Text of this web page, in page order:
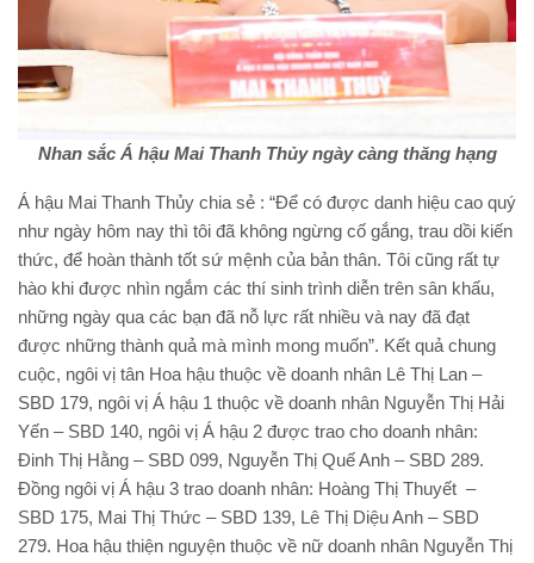
Nhan sắc Á hậu Mai Thanh Thủy ngày càng thăng hạng
Á hậu Mai Thanh Thủy chia sẻ : “Để có được danh hiệu cao quý
như ngày hôm nay thì tôi đã không ngừng cố gắng, trau dồi kiến
thức, để hoàn thành tốt sứ mệnh của bản thân. Tôi cũng rất tự
hào khi được nhìn ngắm các thí sinh trình diễn trên sân khấu,
những ngày qua các bạn đã nỗ lực rất nhiều và nay đã đạt
được những thành quả mà mình mong muốn”. Kết quả chung
cuộc, ngôi vị tân Hoa hậu thuộc về doanh nhân Lê Thị Lan –
SBD 179, ngôi vị Á hậu 1 thuộc về doanh nhân Nguyễn Thị Hải
Yến – SBD 140, ngôi vị Á hậu 2 được trao cho doanh nhân:
Đinh Thị Hằng – SBD 099, Nguyễn Thị Quế Anh – SBD 289.
Đồng ngôi vị Á hậu 3 trao doanh nhân: Hoàng Thị Thuyết –
SBD 175, Mai Thị Thức – SBD 139, Lê Thị Diệu Anh – SBD
279. Hoa hậu thiện nguyện thuộc về nữ doanh nhân Nguyễn Thị